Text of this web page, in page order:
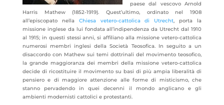
paese dal vescovo Arnold
Harris Mathew (1852-1919). Quest’ultimo, ordinato nel 1908
all’episcopato nella Chiesa vetero-cattolica di Utrecht, porta la
missione inglese da lui fondata all’indipendenza da Utrecht dal 1910
al 1915; in questi stessi anni, si affiliano alla missione vetero-cattolica
numerosi membri inglesi della Società Teosofica. In seguito a un
disaccordo con Mathew sui temi dottrinali del movimento teosofico,
la grande maggioranza dei membri della missione vetero-cattolica
decide di ricostituire il movimento su basi di più ampia liberalità di
pensiero e di maggiore attenzione alle forme di misticismo, che
stanno pervadendo in quei decenni il mondo anglicano e gli
ambienti modernisti cattolici e protestanti.